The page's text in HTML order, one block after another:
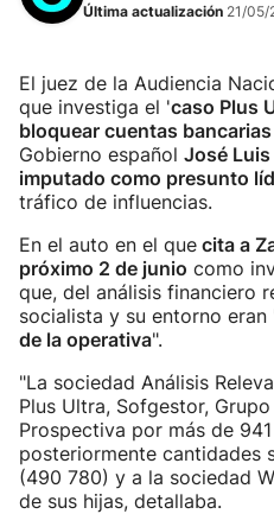
Última actualización 21/05/
El juez de la Audiencia
que investiga el 'caso Plus
bloquear cuentas bancarias
Gobierno español José
imputado como presunto
tráfico de influencias.
En el auto en el que cita a
próximo 2 de junio como
que, del análisis financiero
socialista y su entorno eran
de la operativa".
"La sociedad Análisis
Plus Ultra, Sofgestor,
Prospectiva por más de
posteriormente cantidades
(490 780) y a la sociedad
de sus hijas, detallaba.